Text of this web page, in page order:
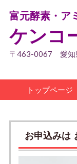
富元酵素・ア
ケンコ
〒463-0067 愛知
トップページ
お申込みは